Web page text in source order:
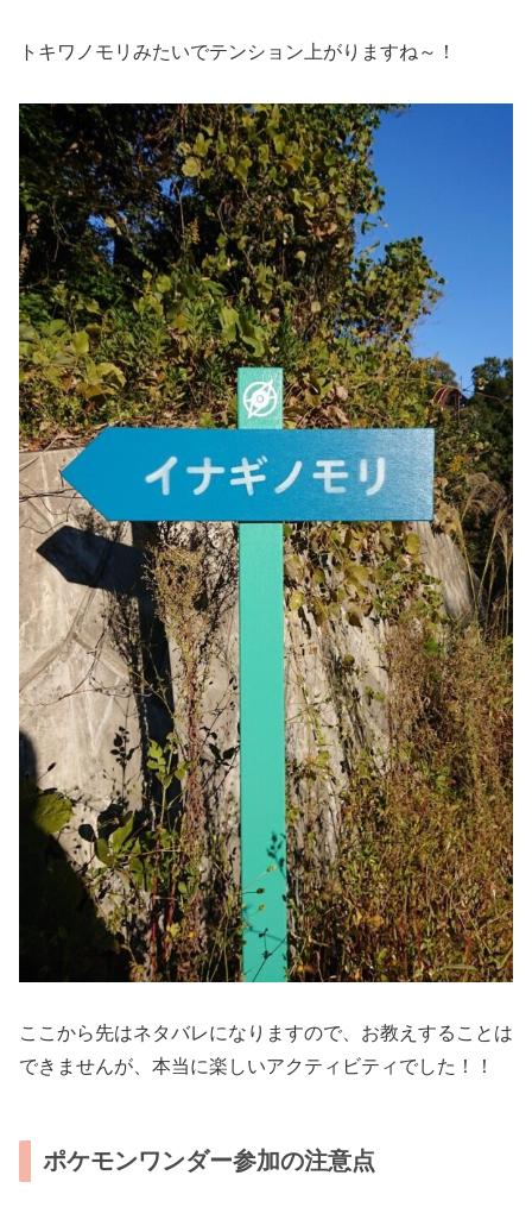
トキワノモリみたいでテンション上がりますね～！
ここから先はネタバレになりますので、お教えすることは
できませんが、本当に楽しいアクティビティでした！！
ポケモンワンダー参加の注意点